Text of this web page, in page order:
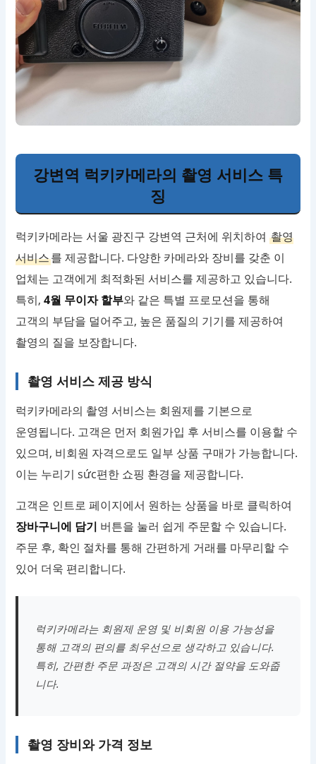
강변역 럭키카메라의 촬영 서비스 특
징
럭키카메라는 서울 광진구 강변역 근처에 위치하여촬영
서비스를 제공합니다. 다양한 카메라와 장비를 갖춘 이
업체는 고객에게 최적화된 서비스를 제공하고 있습니다.
특히,4월 무이자 할부와 같은 특별 프로모션을 통해
고객의 부담을 덜어주고, 높은 품질의 기기를 제공하여
촬영의 질을 보장합니다.
촬영 서비스 제공 방식
럭키카메라의 촬영 서비스는 회원제를 기본으로
운영됩니다. 고객은 먼저 회원가입 후 서비스를 이용할 수
있으며, 비회원 자격으로도 일부 상품 구매가 가능합니다.
이는 누리기 sức편한 쇼핑 환경을 제공합니다.
고객은 인트로 페이지에서 원하는 상품을 바로 클릭하여
장바구니에 담기 버튼을 눌러 쉽게 주문할 수 있습니다.
주문 후, 확인 절차를 통해 간편하게 거래를 마무리할 수
있어 더욱 편리합니다.
럭키카메라는 회원제 운영 및 비회원 이용 가능성을
통해 고객의 편의를 최우선으로 생각하고 있습니다.
특히, 간편한 주문 과정은 고객의 시간 절약을 도와줍
니다.
촬영 장비와 가격 정보